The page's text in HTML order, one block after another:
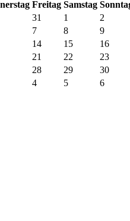
Freitag Samstag
31 1
2
7 8
9
14 15
16
21 22
23
28 29
30
4 5 6